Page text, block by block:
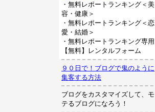
・無料レポートランキング＜美
容・健康＞
・無料レポートランキング＜恋
愛・結婚＞
・無料レポートランキング専用
【無料】レンタルフォーム
９０日で！ブログで鬼のように
集客する方法
ブログをカスタマイズして、モ
テるブログになろう！